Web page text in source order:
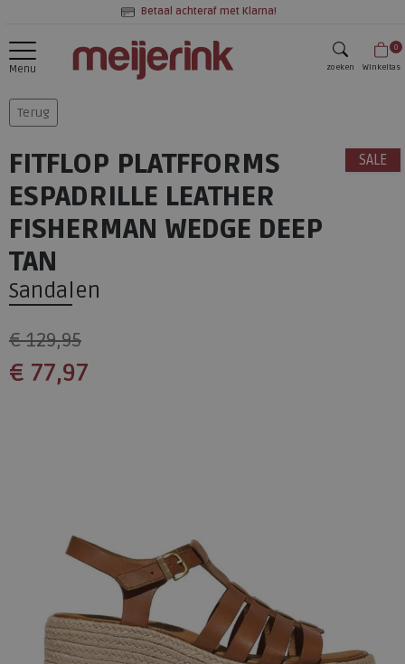
Betaal achteraf met Klarna!
Menu zoeken
0
Winkeltas
Terug
SALE
FITFLOP PLATFFORMS
ESPADRILLE LEATHER
FISHERMAN WEDGE DEEP
TAN
Sandalen
€ 129,95
€ 77,97